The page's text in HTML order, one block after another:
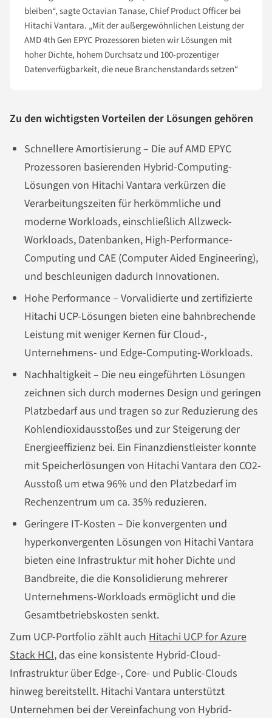
bleiben“, sagte Octavian Tanase, Chief Product Officer bei
Hitachi Vantara. „Mit der außergewöhnlichen Leistung der
AMD 4th Gen EPYC Prozessoren bieten wir Lösungen mit
hoher Dichte, hohem Durchsatz und 100-prozentiger
Datenverfügbarkeit, die neue Branchenstandards setzen“
Zu den wichtigsten Vorteilen der Lösungen gehören
Schnellere Amortisierung – Die auf AMD EPYC
Prozessoren basierenden Hybrid-Computing-
Lösungen von Hitachi Vantara verkürzen die
Verarbeitungszeiten für herkömmliche und
moderne Workloads, einschließlich Allzweck-
Workloads, Datenbanken, High-Performance-
Computing und CAE (Computer Aided Engineering),
und beschleunigen dadurch Innovationen.
Hohe Performance – Vorvalidierte und zertifizierte
Hitachi UCP-Lösungen bieten eine bahnbrechende
Leistung mit weniger Kernen für Cloud-,
Unternehmens- und Edge-Computing-Workloads.
Nachhaltigkeit – Die neu eingeführten Lösungen
zeichnen sich durch modernes Design und geringen
Platzbedarf aus und tragen so zur Reduzierung des
Kohlendioxidausstoßes und zur Steigerung der
Energieeffizienz bei. Ein Finanzdienstleister konnte
mit Speicherlösungen von Hitachi Vantara den CO2-
Ausstoß um etwa 96% und den Platzbedarf im
Rechenzentrum um ca. 35% reduzieren.
Geringere IT-Kosten – Die konvergenten und
hyperkonvergenten Lösungen von Hitachi Vantara
bieten eine Infrastruktur mit hoher Dichte und
Bandbreite, die die Konsolidierung mehrerer
Unternehmens-Workloads ermöglicht und die
Gesamtbetriebskosten senkt.
Zum UCP-Portfolio zählt auch Hitachi UCP for Azure
Stack HCI, das eine konsistente Hybrid-Cloud-
Infrastruktur über Edge-, Core- und Public-Clouds
hinweg bereitstellt. Hitachi Vantara unterstützt
Unternehmen bei der Vereinfachung von Hybrid-